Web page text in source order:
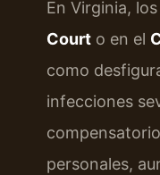
En Virginia,
Court o en el
como
infecciones
personales,